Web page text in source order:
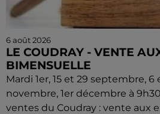
6 août 2026
LE COUDRAY - VENTE
BIMENSUELLE
Mardi 1er, 15 et 29 septembre, 6
novembre, 1er décembre à
ventes du Coudray : vente aux